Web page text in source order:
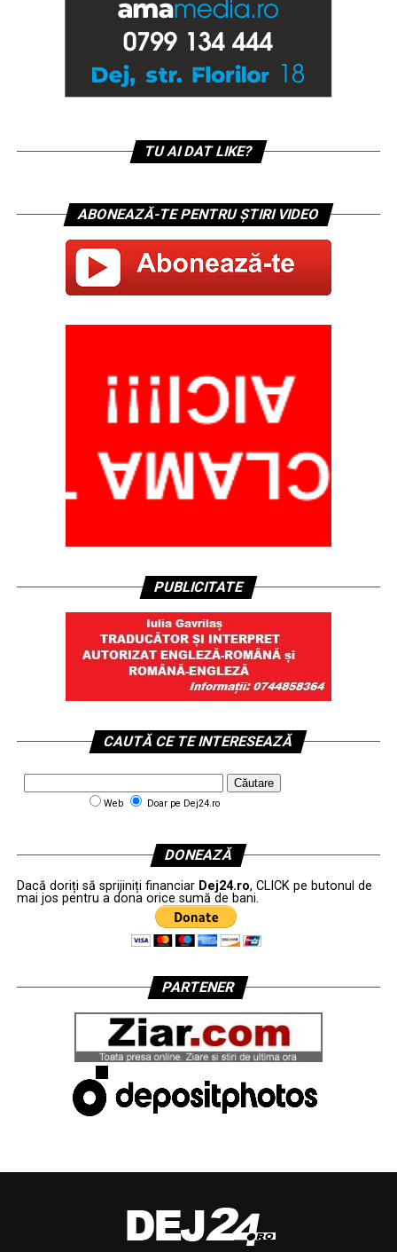
TU AI DAT LIKE?
ABONEAZĂ-TE PENTRU ȘTIRI VIDEO
PUBLICITATE
CAUTĂ CE TE INTERESEAZĂ
Web Doar pe Dej24.ro
DONEAZĂ
Dacă doriți să sprijiniți financiar Dej24.ro, CLICK pe butonul de
mai jos pentru a dona orice sumă de bani.
PARTENER